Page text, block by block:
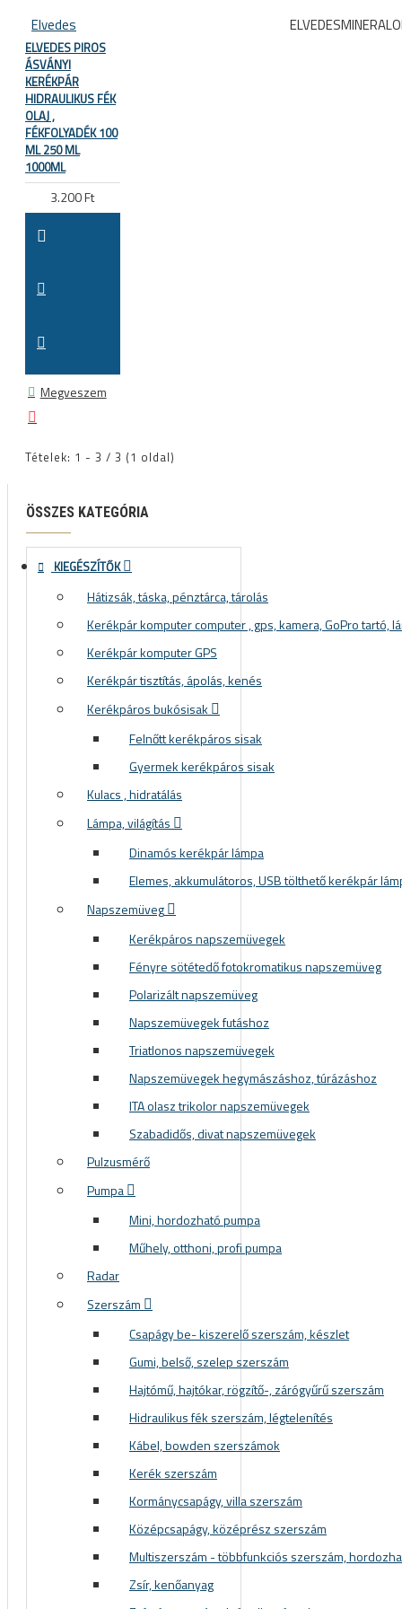
Elvedes
ELVEDES PIROS
ÁSVÁNYI
KERÉKPÁR
HIDRAULIKUS FÉK
OLAJ ,
FÉKFOLYADÉK 100
ML 250 ML
1000ML
3.200 Ft
Megveszem
Tételek: 1 - 3 / 3 (1 oldal)
ÖSSZES KATEGÓRIA
KIEGÉSZÍTŐK
Hátizsák, táska, pénztárca, tárolás
Kerékpár komputer computer , gps, kamera, GoPro tartó,
Kerékpár komputer GPS
Kerékpár tisztítás, ápolás, kenés
Kerékpáros bukósisak
Felnőtt kerékpáros sisak
Gyermek kerékpáros sisak
Kulacs , hidratálás
Lámpa, világítás
Dinamós kerékpár lámpa
Elemes, akkumulátoros, USB tölthető kerékpár
Napszemüveg
Kerékpáros napszemüvegek
Fényre sötétedő fotokromatikus napszemüveg
Polarizált napszemüveg
Napszemüvegek futáshoz
Triatlonos napszemüvegek
Napszemüvegek hegymászáshoz, túrázáshoz
ITA olasz trikolor napszemüvegek
Szabadidős, divat napszemüvegek
Pulzusmérő
Pumpa
Mini, hordozható pumpa
Műhely, otthoni, profi pumpa
Radar
Szerszám
Csapágy be- kiszerelő szerszám, készlet
Gumi, belső, szelep szerszám
Hajtómű, hajtókar, rögzítő-, zárógyűrű szerszám
Hidraulikus fék szerszám, légtelenítés
Kábel, bowden szerszámok
Kerék szerszám
Kormánycsapágy, villa szerszám
Középcsapágy, középrész szerszám
Multiszerszám - többfunkciós szerszám,
Zsír, kenőanyag